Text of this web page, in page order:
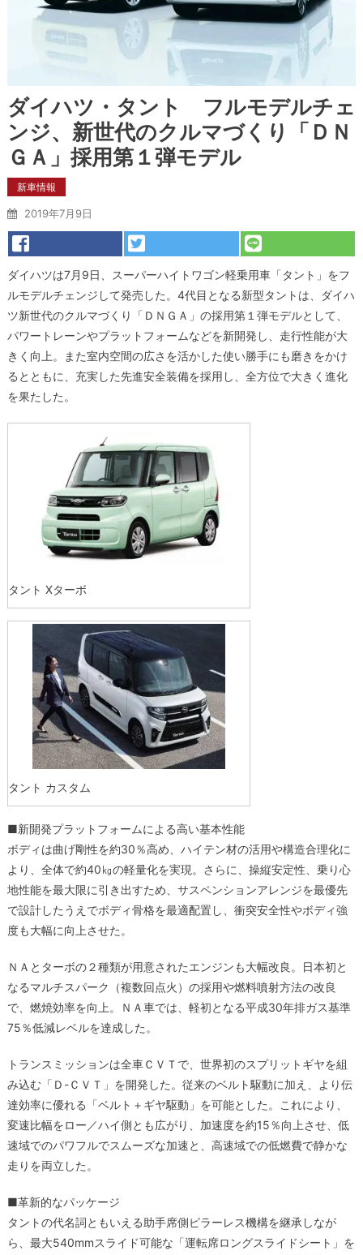
ダイハツ・タント フルモデルチェ
ンジ、新世代のクルマづくり「ＤＮ
ＧＡ」採用第１弾モデル
新車情報
2019年7月9日
ダイハツは7月9日、スーパーハイトワゴン軽乗用車「タント」をフ
ルモデルチェンジして発売した。4代目となる新型タントは、ダイハ
ツ新世代のクルマづくり「ＤＮＧＡ」の採用第１弾モデルとして、
パワートレーンやプラットフォームなどを新開発し、走行性能が大
きく向上。また室内空間の広さを活かした使い勝手にも磨きをかけ
るとともに、充実した先進安全装備を採用し、全方位で大きく進化
を果たした。
タント Xターボ
タント カスタム
■新開発プラットフォームによる高い基本性能
ボディは曲げ剛性を約30％高め、ハイテン材の活用や構造合理化に
より、全体で約40㎏の軽量化を実現。さらに、操縦安定性、乗り心
地性能を最大限に引き出すため、サスペンションアレンジを最優先
で設計したうえでボディ骨格を最適配置し、衝突安全性やボディ強
度も大幅に向上させた。
ＮＡとターボの２種類が用意されたエンジンも大幅改良。日本初と
なるマルチスパーク（複数回点火）の採用や燃料噴射方法の改良
で、燃焼効率を向上。ＮＡ車では、軽初となる平成30年排ガス基準
75％低減レベルを達成した。
トランスミッションは全車ＣＶＴで、世界初のスプリットギヤを組
み込む「Ｄ-ＣＶＴ」を開発した。従来のベルト駆動に加え、より伝
達効率に優れる「ベルト＋ギヤ駆動」を可能とした。これにより、
変速比幅をロー／ハイ側とも広がり、加速度を約15％向上させ、低
速域でのパワフルでスムーズな加速と、高速域での低燃費で静かな
走りを両立した。
■革新的なパッケージ
タントの代名詞ともいえる助手席側ピラーレス機構を継承しなが
ら、最大540mmスライド可能な「運転席ロングスライドシート」を